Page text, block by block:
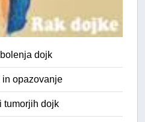
dojk
opazovanje
tumorjih dojk